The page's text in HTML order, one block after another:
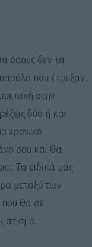
όσους δεν τα
που έτρεξαν
στην
δύο ή και
χρονικό
σου και θα
Τα ειδικά μας
μεταξύ των
που θα σε